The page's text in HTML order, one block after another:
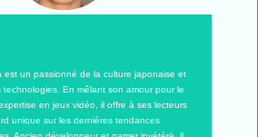
est un passionné de la culture japonaise et
technologies. En mêlant son amour pour le
en jeux vidéo, il offre à ses lecteurs
unique sur les dernières tendances